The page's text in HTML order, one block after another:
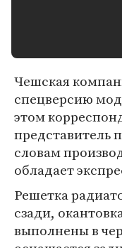
Чешская
спецверсию
этом
представитель
словам
обладает
Решетка
сзади,
выполнены в